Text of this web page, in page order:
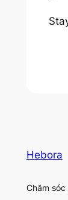
Hebora
Chăm